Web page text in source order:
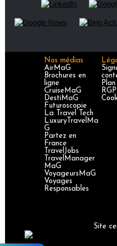
Nos médias
AirMaG
Brochures en
ligne
CruiseMaG
DestiMaG
Futuroscopie
La Travel Tech
LuxuryTravelMa
G
Partez en
France
TravelJobs
TravelManager
MaG
VoyageursMaG
Voyages
Responsables
Site